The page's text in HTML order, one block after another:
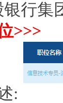
行集
>>>
: